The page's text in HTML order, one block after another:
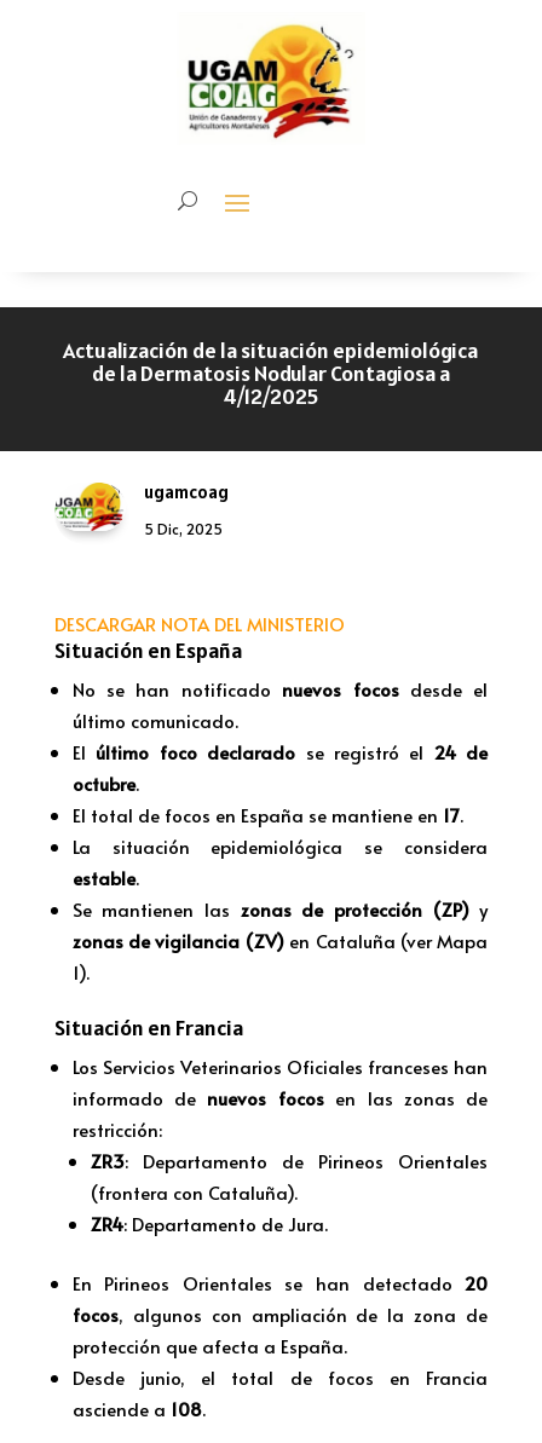
Actualización de la situación epidemiológica
de la Dermatosis Nodular Contagiosa a
4/12/2025
ugamcoag
5 Dic, 2025
DESCARGAR NOTA DEL MINISTERIO
Situación en España
No se han notificado nuevos focosdesde el
último comunicado.
El último foco declarado se registró el 24 de
octubre.
El total de focos en España se mantiene en 17.
La situación epidemiológica se considera
estable.
Se mantienen las zonas de protección (ZP)y
zonas de vigilancia (ZV)en Cataluña (ver Mapa
1).
Situación en Francia
Los Servicios Veterinarios Oficiales franceses han
informado de nuevos focosen las zonas de
restricción:
ZR3: Departamento de Pirineos Orientales
(frontera con Cataluña).
ZR4: Departamento de Jura.
En Pirineos Orientales se han detectado20
focos, algunos con ampliación de la zona de
protección que afecta a España.
Desde junio, el total de focos en Francia
asciende a 108.